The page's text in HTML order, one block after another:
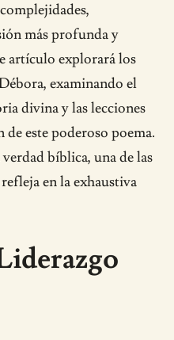
más profunda y
artículo explorará los
examinando el
divina y las lecciones
de este poderoso poema.
bíblica, una de las
en la exhaustiva